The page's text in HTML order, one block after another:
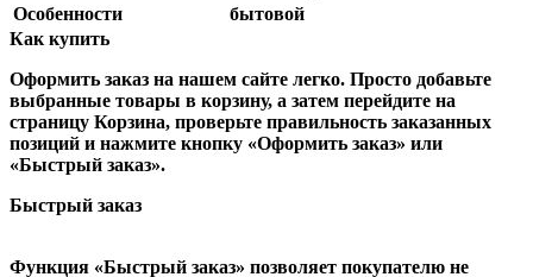
Особенности
бытовой
Как купить
Оформить заказ на нашем сайте легко. Просто добавьте
выбранные товары в корзину, а затем перейдите на
страницу Корзина, проверьте правильность заказанных
позиций и нажмите кнопку «Оформить заказ» или
«Быстрый заказ».
Быстрый заказ
Функция «Быстрый заказ» позволяет покупателю не